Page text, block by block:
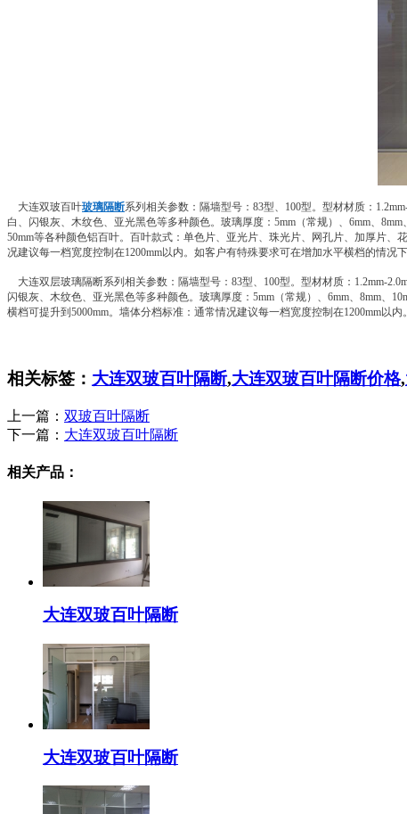
大连双玻百叶玻璃隔断系列相关参数：隔墙型号：83型、100型。型材材质：
白、闪银灰、木纹色、亚光黑色等多种颜色。玻璃厚度：5mm（常规）、6mm、
50mm等各种颜色铝百叶。百叶款式：单色片、亚光片、珠光片、网孔片、加厚片
况建议每一档宽度控制在1200mm以内。如客户有特殊要求可在增加水平横档的情况下
大连双层玻璃隔断系列相关参数：隔墙型号：83型、100型。型材材质：1.2mm-
闪银灰、木纹色、亚光黑色等多种颜色。玻璃厚度：5mm（常规）、6mm、8mm、
横档可提升到5000mm。墙体分档标准：通常情况建议每一档宽度控制在1200mm以
相关标签： 大连双玻百叶隔断,大连双玻百叶隔断价格,
上一篇： 双玻百叶隔断
下一篇： 大连双玻百叶隔断
相关产品：
大连双玻百叶隔断
大连双玻百叶隔断